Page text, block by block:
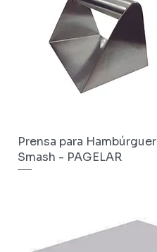
Visualização rápida
Prensa para Hambúrguer
Smash - PAGELAR